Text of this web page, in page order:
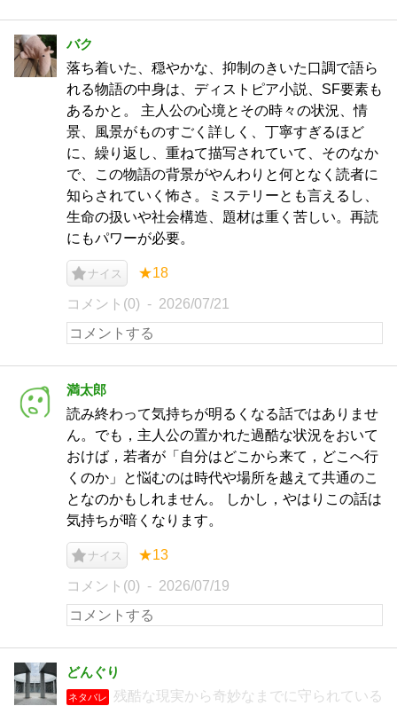
バク
落ち着いた、穏やかな、抑制のきいた口調で語ら
れる物語の中身は、ディストピア小説、SF要素も
あるかと。 主人公の心境とその時々の状況、情
景、風景がものすごく詳しく、丁寧すぎるほど
に、繰り返し、重ねて描写されていて、そのなか
で、この物語の背景がやんわりと何となく読者に
知らされていく怖さ。ミステリーとも言えるし、
生命の扱いや社会構造、題材は重く苦しい。再読
にもパワーが必要。
ナイス ★18
コメント(0) 2026/07/21
満太郎
読み終わって気持ちが明るくなる話ではありませ
ん。でも，主人公の置かれた過酷な状況をおいて
おけば，若者が「自分はどこから来て，どこへ行
くのか」と悩むのは時代や場所を越えて共通のこ
となのかもしれません。 しかし，やはりこの話は
気持ちが暗くなります。
ナイス ★13
コメント(0) 2026/07/19
どんぐり
ネタバレ 残酷な現実から奇妙なまでに守られている